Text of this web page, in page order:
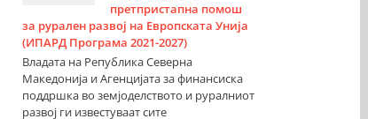
претпристапна помош
за рурален развој на Европската Унија
(ИПАРД Програма 2021-2027)
Владата на Република Северна
Македонија и Агенцијата за финансиска
поддршка во земјоделството и руралниот
развој ги известуваат сите